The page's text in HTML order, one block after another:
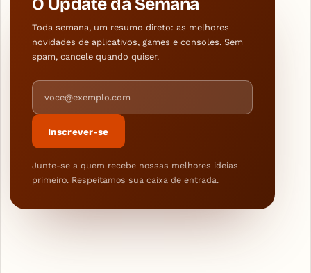
Toda semana, um resumo direto: as melhores
novidades de aplicativos, games e consoles. Sem
spam, cancele quando quiser.
Endereço de e-mail
Inscrever-se
Junte-se a quem recebe nossas melhores ideias
primeiro. Respeitamos sua caixa de entrada.